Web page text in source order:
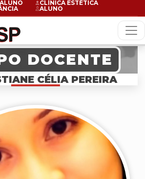
CLÍNICA ESTÉTICA
ALUNO
DOCENTE
CÉLIA PEREIRA